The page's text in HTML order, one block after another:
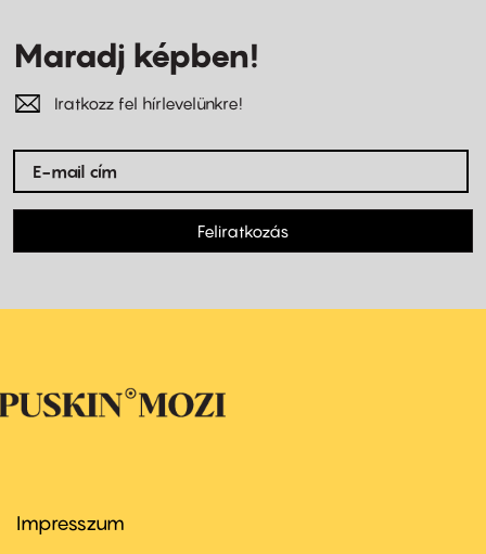
Maradj képben!
Iratkozz fel hírlevelünkre!
Feliratkozás
Footer
Impresszum